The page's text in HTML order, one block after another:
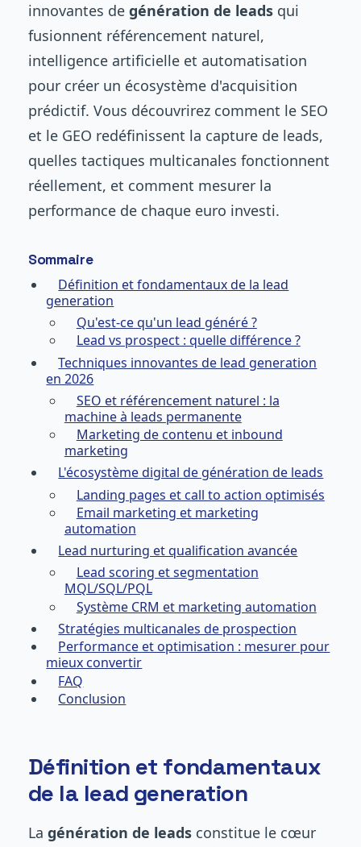
innovantes de génération de leads qui
fusionnent référencement naturel,
intelligence artificielle et automatisation
pour créer un écosystème d'acquisition
prédictif. Vous découvrirez comment le SEO
et le GEO redéfinissent la capture de leads,
quelles tactiques multicanales fonctionnent
réellement, et comment mesurer la
performance de chaque euro investi.
Sommaire
Définition et fondamentaux de la lead
generation
Qu'est-ce qu'un lead généré ?
Lead vs prospect : quelle différence ?
Techniques innovantes de lead generation
en 2026
SEO et référencement naturel : la
machine à leads permanente
Marketing de contenu et inbound
marketing
L'écosystème digital de génération de leads
Landing pages et call to action optimisés
Email marketing et marketing
automation
Lead nurturing et qualification avancée
Lead scoring et segmentation
MQL/SQL/PQL
Système CRM et marketing automation
Stratégies multicanales de prospection
Performance et optimisation : mesurer pour
mieux convertir
FAQ
Conclusion
Définition et fondamentaux
de la lead generation
La génération de leads constitue le cœur